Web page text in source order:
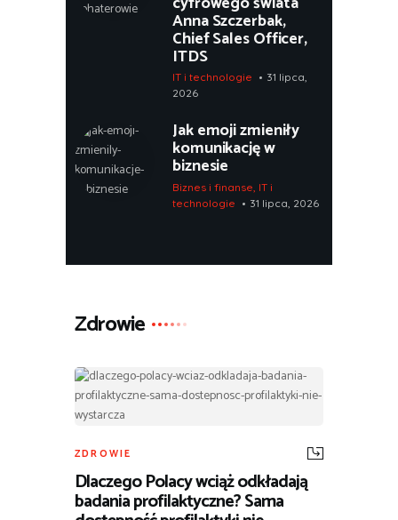
Anna Szczerbak,
Chief Sales Officer,
ITDS
IT i technologie
31 lipca,
2026
Jak emoji zmieniły
komunikację w
biznesie
Biznes i finanse, IT i
technologie
31 lipca, 2026
Zdrowie
ZDROWIE
Dlaczego Polacy wciąż odkładają
badania profilaktyczne? Sama